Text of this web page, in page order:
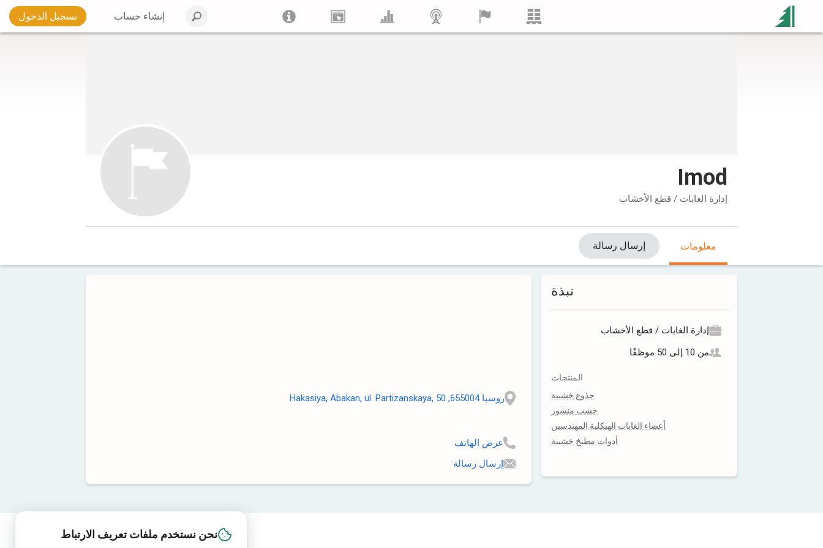
إنشاء حساب تسجيل الدخول
Imod
إدارة الغابات / قطع الأخشاب
معلومات إرسال رسالة
نبذة
إدارة الغابات / قطع الأخشاب
من 10 إلى 50 موظفًا
المنتجات
جذوع خشبية
خشب منشور
أعضاء الغابات الهيكلية المهندسين
أدوات مطبخ خشبية
روسيا 655004, Hakasiya, Abakan, ul. Partizanskaya, 50
عرض الهاتف
إرسال رسالة
نحن نستخدم ملفات تعريف الارتباط